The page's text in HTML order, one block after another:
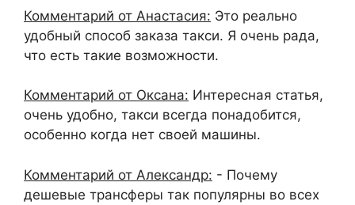
Комментарий от Анастасия: Это реально
удобный способ заказа такси. Я очень рада,
что есть такие возможности.
Комментарий от Оксана: Интересная статья,
очень удобно, такси всегда понадобится,
особенно когда нет своей машины.
Комментарий от Александр: - Почему
дешевые трансферы так популярны во всех